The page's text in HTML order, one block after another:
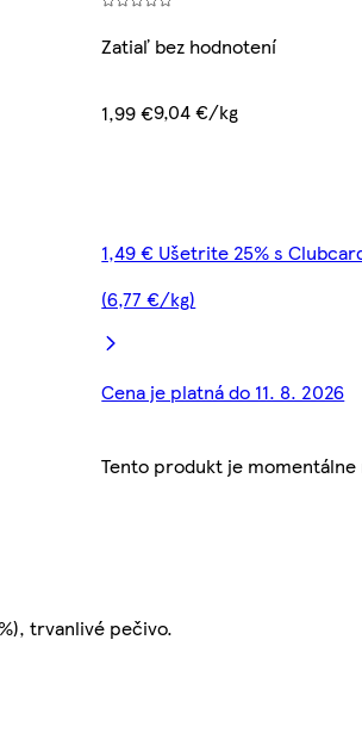
Zatiaľ bez hodnotení
1,99 €9,04 €/kg
1,49 € Ušetrite 25% s
(6,77 €/kg)
Cena je platná do 11. 8. 2026
Tento produkt je momentálne
trvanlivé pečivo.